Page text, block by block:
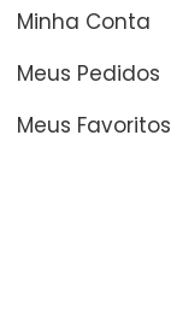
Minha Conta
Meus Pedidos
Meus Favoritos